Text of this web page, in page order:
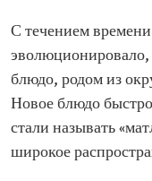
С течением
эволюционировало,
блюдо, родом из
Новое блюдо
стали называть
широкое